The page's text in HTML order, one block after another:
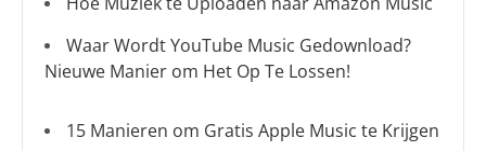
Waar Wordt YouTube Music Gedownload?
Nieuwe Manier om Het Op Te Lossen!
15 Manieren om Gratis Apple Music te Krijgen